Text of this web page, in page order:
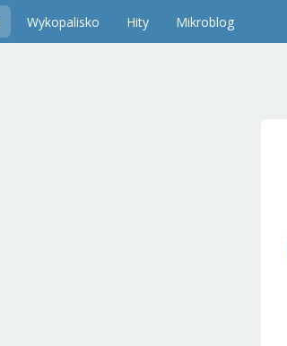
Wykopalisko Hity Mikroblog